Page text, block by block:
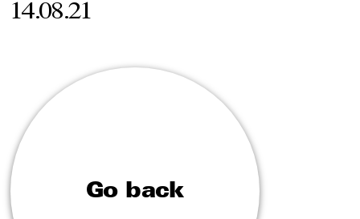
14.08.21
Go back